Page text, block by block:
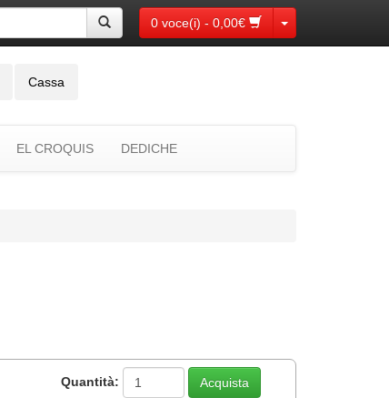
0 voce(i) - 0,00€ Toggle Dropdown
Cassa
EL CROQUIS DEDICHE
Quantità: